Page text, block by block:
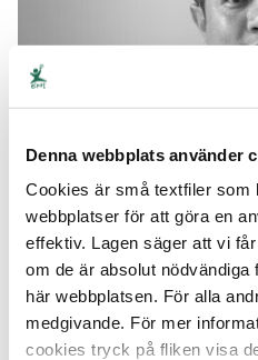
Denna webbplats använder
Cookies är små textfiler som
webbplatser för att göra en
effektiv. Lagen säger att vi
om de är absolut nödvändiga
här webbplatsen. För alla
medgivande. För mer
cookies tryck på fliken visa
17 mars, 2020
”Att prata
sexuella
höga krav på